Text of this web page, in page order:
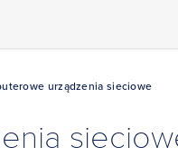
urządzenia sieciowe